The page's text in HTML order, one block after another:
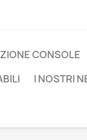
CONSOLE
I NOSTRI